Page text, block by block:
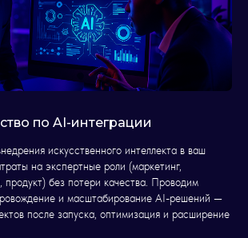
по AI-интеграции
искусственного интеллекта в ваш
на экспертные роли (маркетинг,
продукт) без потери качества. Проводим
и масштабирование AI-решений —
после запуска, оптимизация и расширение